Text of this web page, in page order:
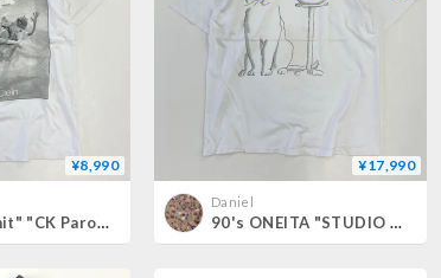
¥8,990
90's "Kermit" "CK Parody" Tシャツ (fits M～L)
¥17,990
Daniel
90's ONEITA "STUDIO Q" "Cat" Tシャツ Lサイズ